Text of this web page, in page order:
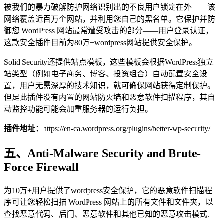
被我们的暴力破解防护网络识别出的不良用户锁定在外——该
网络覆盖近百万个网站，并利用您自己的黑名单。它保护并防
御您 WordPress 网站最常遭受攻击的部分——用户登录认证，
这款安全插件目前为80万+wordpress网站提供安全保护。
Solid Security还提供站点模板，这些模板会根据WordPress独立
站类型（例如电子商务、博客、投资组合）自动配置安全设
置，用户无需深厚的技术知识，就可确保网站获得定制保护。
但是此插件没有内置的网站防火墙和恶意软件扫描程序，其自
动监控功能可能会加重服务器的运行负担。
插件地址： https://en-ca.wordpress.org/plugins/better-wp-security/
五、Anti-Malware Security and Brute-
Force Firewall
为10万+用户提供了wordpress安全保护，它的恶意软件扫描程
序可让您轻松扫描 WordPress 网站上的所有文件和文件夹，以
查找恶意代码、后门、恶意软件和其他已知的恶意攻击模式.